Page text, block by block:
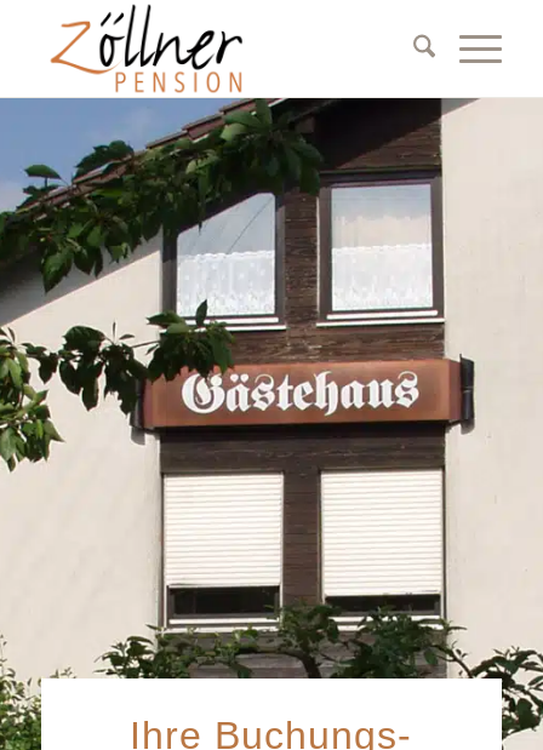
Ihre Buchungs-